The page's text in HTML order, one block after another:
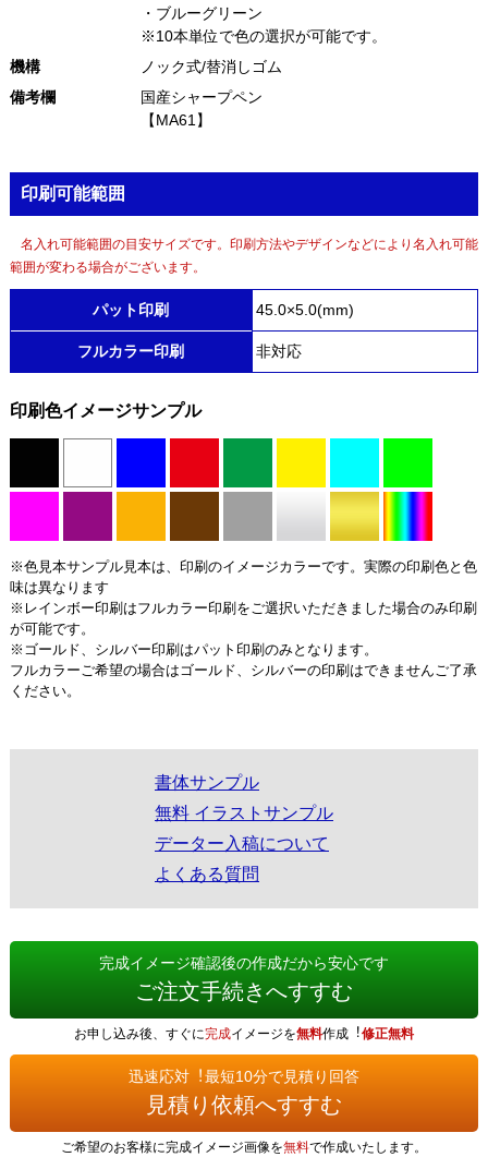
・ブルーグリーン
※10本単位で色の選択が可能です。
機構
ノック式/替消しゴム
備考欄
国産シャープペン
【MA61】
印刷可能範囲
名入れ可能範囲の目安サイズです。印刷方法やデザインなどにより名入れ可能
範囲が変わる場合がございます。
パット印刷 45.0×5.0(mm)
フルカラー印刷 非対応
印刷色イメージサンプル
※色見本サンプル見本は、印刷のイメージカラーです。実際の印刷色と色
味は異なります
※レインボー印刷はフルカラー印刷をご選択いただきました場合のみ印刷
が可能です。
※ゴールド、シルバー印刷はパット印刷のみとなります。
フルカラーご希望の場合はゴールド、シルバーの印刷はできませんご了承
ください。
書体サンプル
無料 イラストサンプル
データー入稿について
よくある質問
完成イメージ確認後の作成だから安心です
ご注文手続きへすすむ
お申し込み後、すぐに完成イメージを無料作成︕修正無料
迅速応対︕最短10分で見積り回答
見積り依頼へすすむ
ご希望のお客様に完成イメージ画像を無料で作成いたします。